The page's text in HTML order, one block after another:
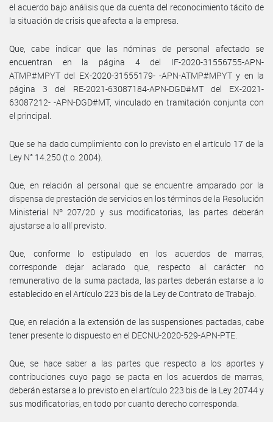
el acuerdo bajo análisis que da cuenta del reconocimiento tácito de
la situación de crisis que afecta a la empresa.
Que, cabe indicar que las nóminas de personal afectado se
encuentran en la página 4 del IF-2020-31556755-APN-
ATMP#MPYT del EX-2020-31555179- -APN-ATMP#MPYT y en la
página 3 del RE-2021-63087184-APN-DGD#MT del EX-2021-
63087212- -APN-DGD#MT, vinculado en tramitación conjunta con
el principal.
Que se ha dado cumplimiento con lo previsto en el artículo 17 de la
Ley N° 14.250 (t.o. 2004).
Que, en relación al personal que se encuentre amparado por la
dispensa de prestación de servicios en los términos de la Resolución
Ministerial Nº 207/20 y sus modificatorias, las partes deberán
ajustarse a lo allí previsto.
Que, conforme lo estipulado en los acuerdos de marras,
corresponde dejar aclarado que, respecto al carácter no
remunerativo de la suma pactada, las partes deberán estarse a lo
establecido en el Artículo 223 bis de la Ley de Contrato de Trabajo.
Que, en relación a la extensión de las suspensiones pactadas, cabe
tener presente lo dispuesto en el DECNU-2020-529-APN-PTE.
Que, se hace saber a las partes que respecto a los aportes y
contribuciones cuyo pago se pacta en los acuerdos de marras,
deberán estarse a lo previsto en el artículo 223 bis de la Ley 20744 y
sus modificatorias, en todo por cuanto derecho corresponda.